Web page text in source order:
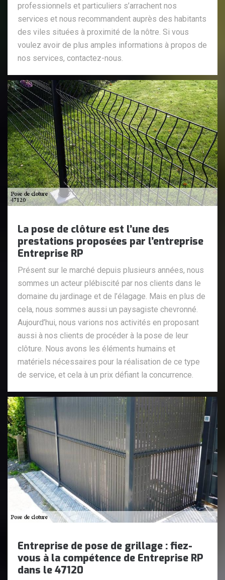
professionnels et particuliers s’arrachent nos
services et nous recommandent auprès des habitants
des viles situées à proximité de la nôtre. Si vous
voulez avoir de plus amples informations à propos de
nos services, contactez-nous.
La pose de clôture est l’une des
prestations proposées par l’entreprise
Entreprise RP
Présent sur le marché depuis plusieurs années, nous
sommes un acteur plébiscité par nos clients dans le
domaine du jardinage et de l’élagage. Mais en plus de
cela, nous sommes aussi un paysagiste chevronné.
Aujourd’hui, nous varions nos activités en proposant
aussi à nos clients de procéder à la pose de leur
clôture. Nous avons les éléments humains et
matériels nécessaires pour la réalisation de ce type
de service, et cela à un prix défiant la concurrence.
Entreprise de pose de grillage : fiez-
vous à la compétence de Entreprise RP
dans le 47120